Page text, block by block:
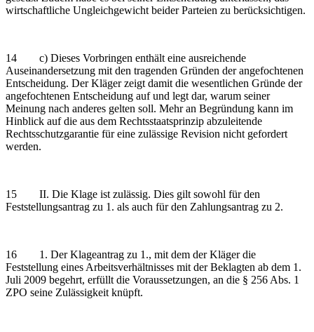
wirtschaftliche Ungleichgewicht beider Parteien zu berücksichtigen.
14 c) Dieses Vorbringen enthält eine ausreichende
Auseinandersetzung mit den tragenden Gründen der angefochtenen
Entscheidung. Der Kläger zeigt damit die wesentlichen Gründe der
angefochtenen Entscheidung auf und legt dar, warum seiner
Meinung nach anderes gelten soll. Mehr an Begründung kann im
Hinblick auf die aus dem Rechtsstaatsprinzip abzuleitende
Rechtsschutzgarantie für eine zulässige Revision nicht gefordert
werden.
15 II. Die Klage ist zulässig. Dies gilt sowohl für den
Feststellungsantrag zu 1. als auch für den Zahlungsantrag zu 2.
16 1. Der Klageantrag zu 1., mit dem der Kläger die
Feststellung eines Arbeitsverhältnisses mit der Beklagten ab dem 1.
Juli 2009 begehrt, erfüllt die Voraussetzungen, an die § 256 Abs. 1
ZPO seine Zulässigkeit knüpft.